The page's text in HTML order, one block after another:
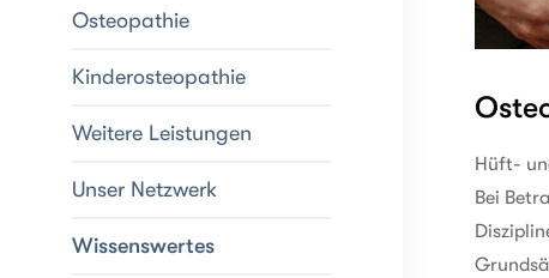
Osteopathie
Kinderosteopathie
Weitere Leistungen
Unser Netzwerk
Wissenswertes
Hüft-
Bei